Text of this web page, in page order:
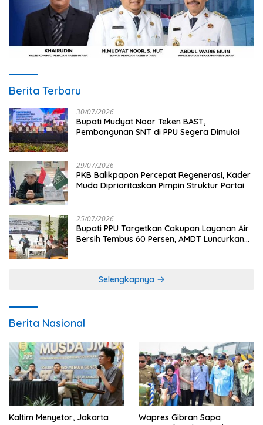
Berita Terbaru
30/07/2026
Bupati Mudyat Noor Teken BAST,
Pembangunan SNT di PPU Segera Dimulai
29/07/2026
PKB Balikpapan Percepat Regenerasi, Kader
Muda Diprioritaskan Pimpin Struktur Partai
25/07/2026
Bupati PPU Targetkan Cakupan Layanan Air
Bersih Tembus 60 Persen, AMDT Luncurkan
Selengkapnya
Berita Nasional
Kaltim Menyetor, Jakarta
Wapres Gibran Sapa